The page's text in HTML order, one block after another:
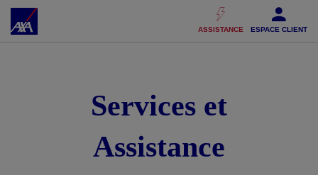
Accéder au Contenu Accéder au Pied de page
ASSISTANCE ESPACE CLIENT
Services et
Assistance